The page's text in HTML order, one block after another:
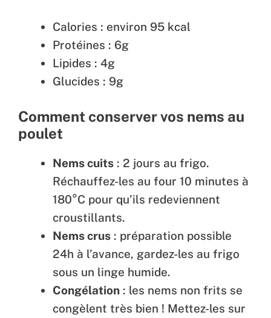
Calories : environ 95 kcal
Protéines : 6g
Lipides : 4g
Glucides : 9g
Comment conserver vos nems au
poulet
Nems cuits : 2 jours au frigo.
Réchauffez-les au four 10 minutes à
180°C pour qu’ils redeviennent
croustillants.
Nems crus : préparation possible
24h à l’avance, gardez-les au frigo
sous un linge humide.
Congélation : les nems non frits se
congèlent très bien ! Mettez-les sur